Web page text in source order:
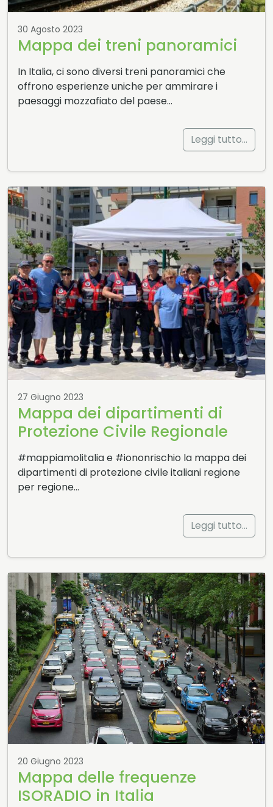
30 Agosto 2023
Mappa dei treni panoramici
In Italia, ci sono diversi treni panoramici che
offrono esperienze uniche per ammirare i
paesaggi mozzafiato del paese…
Leggi tutto…
27 Giugno 2023
Mappa dei dipartimenti di
Protezione Civile Regionale
#mappiamolitalia e #iononrischio la mappa dei
dipartimenti di protezione civile italiani regione
per regione…
Leggi tutto…
20 Giugno 2023
Mappa delle frequenze
ISORADIO in Italia